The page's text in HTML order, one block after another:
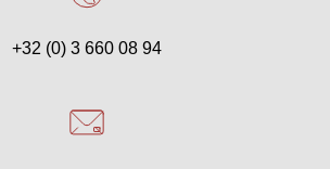
+32 (0) 3 660 08 94